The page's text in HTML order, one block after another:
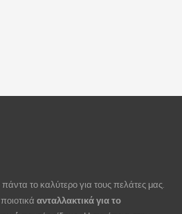
το καλύτερο για τους πελάτες μας.
ανταλλακτικά για το